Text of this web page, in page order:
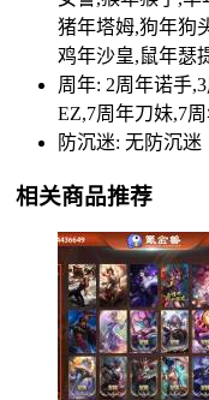
猪年塔姆,狗年狗
鸡年沙皇,鼠年瑟
周年: 2周年诺手
EZ,7周年刀妹,7
防沉迷: 无防沉迷
相关商品推荐